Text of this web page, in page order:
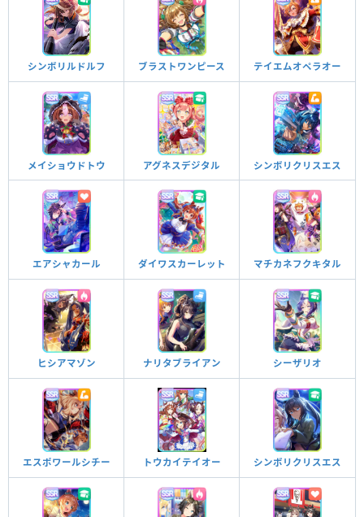
シンボリルドルフ ブラストワンピース テイエムオペラオー
メイショウドトウ アグネスデジタル シンボリクリスエス
エアシャカール ダイワスカーレット マチカネフクキタル
ヒシアマゾン ナリタブライアン シーザリオ
エスポワールシチー トウカイテイオー シンボリクリスエス